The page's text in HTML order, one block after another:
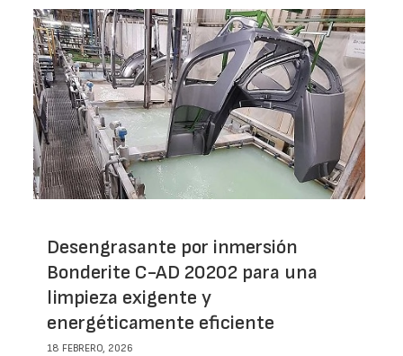
Desengrasante por inmersión
Bonderite C-AD 20202 para una
limpieza exigente y
energéticamente eficiente
18 FEBRERO, 2026